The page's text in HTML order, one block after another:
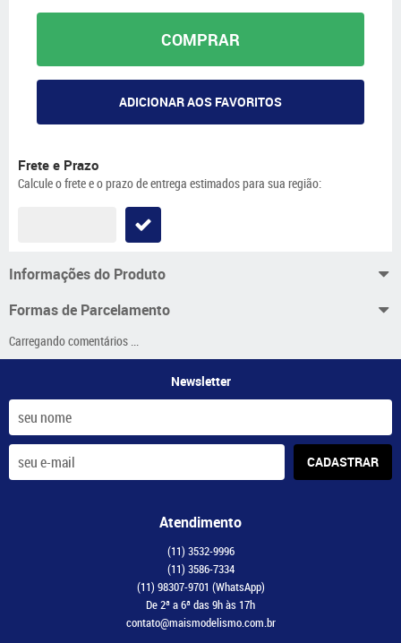
COMPRAR
ADICIONAR AOS FAVORITOS
Frete e Prazo
Calcule o frete e o prazo de entrega estimados para sua região:
Informações do Produto
Formas de Parcelamento
Carregando comentários ...
Newsletter
CADASTRAR
Atendimento
(11) 3532-9996
(11) 3586-7334
(11) 98307-9701 (WhatsApp)
De 2ª a 6ª das 9h às 17h
contato@maismodelismo.com.br